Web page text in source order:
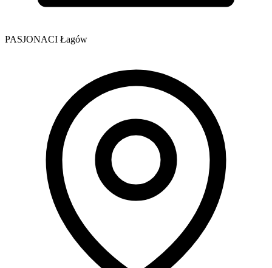
PASJONACI Łagów